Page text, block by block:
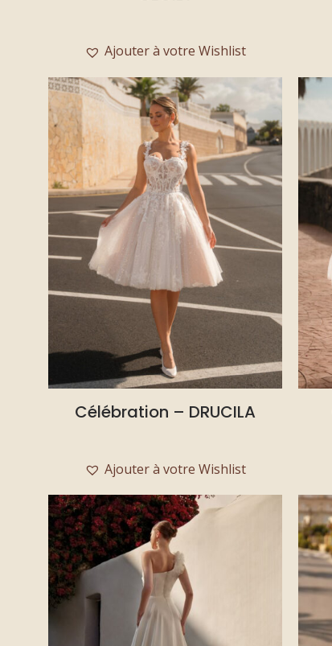
Ajouter à votre Wishlist
Célébration – DRUCILA
Ajouter à votre Wishlist